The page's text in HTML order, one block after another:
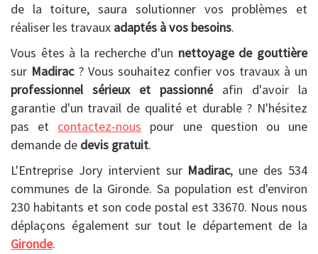
de la toiture, saura solutionner vos problèmes et
réaliser les travaux adaptés à vos besoins.
Vous êtes à la recherche d'un nettoyage de gouttière
sur Madirac? Vous souhaitez confier vos travaux à un
professionnel sérieux et passionnéafin d'avoir la
garantie d'un travail de qualité et durable ? N'hésitez
pas et contactez-nous pour une question ou une
demande de devis gratuit.
L'Entreprise Jory intervient sur Madirac, une des 534
communes de la Gironde. Sa population est d'environ
230 habitants et son code postal est 33670. Nous nous
déplaçons également sur tout le département de la
Gironde.